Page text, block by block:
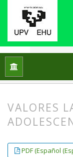
Home
VALORES
PDF (Español